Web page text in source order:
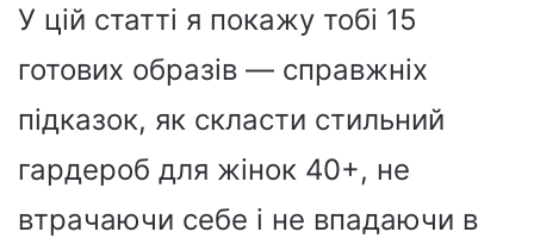
У цій статті я покажу тобі 15
готових образів — справжніх
підказок, як скласти стильний
гардероб для жінок 40+, не
втрачаючи себе і не впадаючи в